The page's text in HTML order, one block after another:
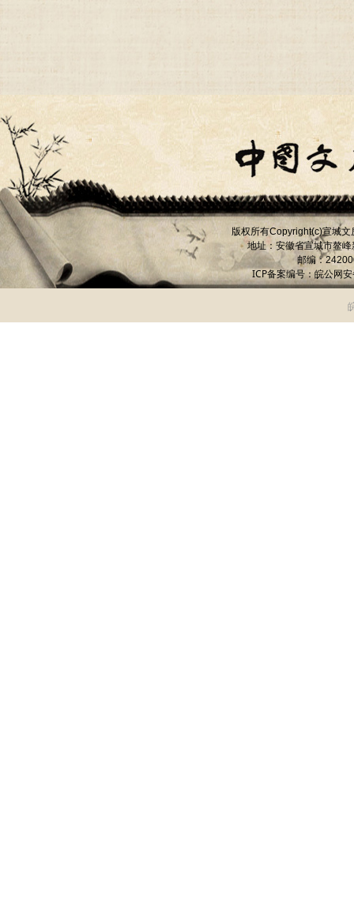
版权所有Copyright(c)宣城文
地址：安徽省宣城市鳌峰
邮编：
ICP备案编号： 皖公网